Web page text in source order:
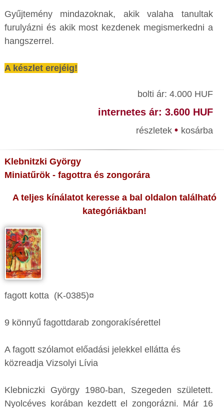
Gyűjtemény mindazoknak, akik valaha tanultak
furulyázni és akik most kezdenek megismerkedni a
hangszerrel.
A készlet erejéig!
bolti ár: 4.000 HUF
internetes ár: 3.600 HUF
részletek • kosárba
Klebnitzki György
Miniatűrök - fagottra és zongorára
A teljes kínálatot keresse a bal oldalon található
kategóriákban!
fagott kotta (K-0385)¤
9 könnyű fagottdarab zongorakísérettel
A fagott szólamot előadási jelekkel ellátta és
közreadja Vizsolyi Lívia
Klebniczki György 1980-ban, Szegeden született.
Nyolcéves korában kezdett el zongorázni. Már 16